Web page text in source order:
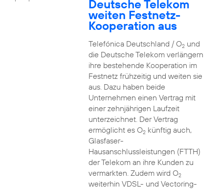
Deutsche Telekom
weiten Festnetz-
Kooperation aus
Telefónica Deutschland / O2und
die Deutsche Telekom verlängern
ihre bestehende Kooperation im
Festnetz frühzeitig und weiten sie
aus. Dazu haben beide
Unternehmen einen Vertrag mit
einer zehnjährigen Laufzeit
unterzeichnet. Der Vertrag
ermöglicht es O2künftig auch,
Glasfaser-
Hausanschlussleistungen (FTTH)
der Telekom an ihre Kunden zu
vermarkten. Zudem wird O2
weiterhin VDSL- und Vectoring-